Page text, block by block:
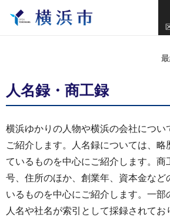
人名録・商工録
横浜ゆかりの人物や横浜の会社につい
ご紹介します。人名録については、略
ているものを中心にご紹介します。商
号、住所のほか、創業年、資本金など
いるものを中心にご紹介します。一部
人名や社名が索引として採録されてお